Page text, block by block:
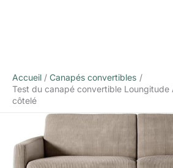
Accueil
Canapés convertibles
Test du canapé convertible Loungitude
côtelé